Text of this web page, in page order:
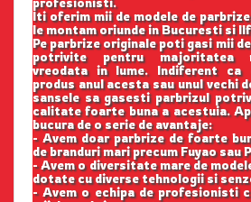
profesionisti.
Iti oferim mii de modele de
le montam oriunde in Bucuresti si
Pe parbrize originale poti gasi mii
potrivite pentru majoritatea
vreodata in lume. Indiferent ca
produs anul acesta sau unul vechi
sansele sa gasesti parbrizul
calitate foarte buna a acestuia.
bucura de o serie de avantaje:
- Avem doar parbrize de foarte
de branduri mari precum Fuyao sau
- Avem o diversitate mare de
dotate cu diverse tehnologii si
- Avem o echipa de profesionisti